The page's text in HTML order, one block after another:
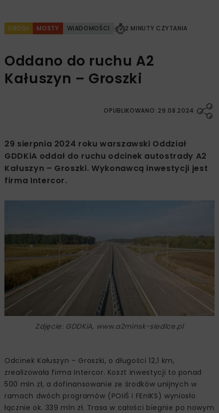
DROGI MOSTY WIADOMOŚCI 2 MINUTY CZYTANIA
Oddano do ruchu A2
Kałuszyn – Groszki
OPUBLIKOWANO: 29.08.2024
29 sierpnia 2024 roku warszawski Oddział
GDDKiA oddał do ruchu odcinek autostrady A2
Kałuszyn – Groszki. Wykonawcą inwestycji jest
firma Intercor.
Zdjęcie: GDDKiA, www.a2minsk-siedlce.pl
Odcinek Kałuszyn – Groszki, o długości 12,1 km,
zrealizowała firma Intercor. Koszt inwestycji to ponad
500 mln zł, a dofinansowanie ze środków unijnych w
ramach dwóch programów (POIiŚ i FEnIKS) wyniosło
łącznie ok. 339 mln zł. Trasa w całości biegnie po nowym